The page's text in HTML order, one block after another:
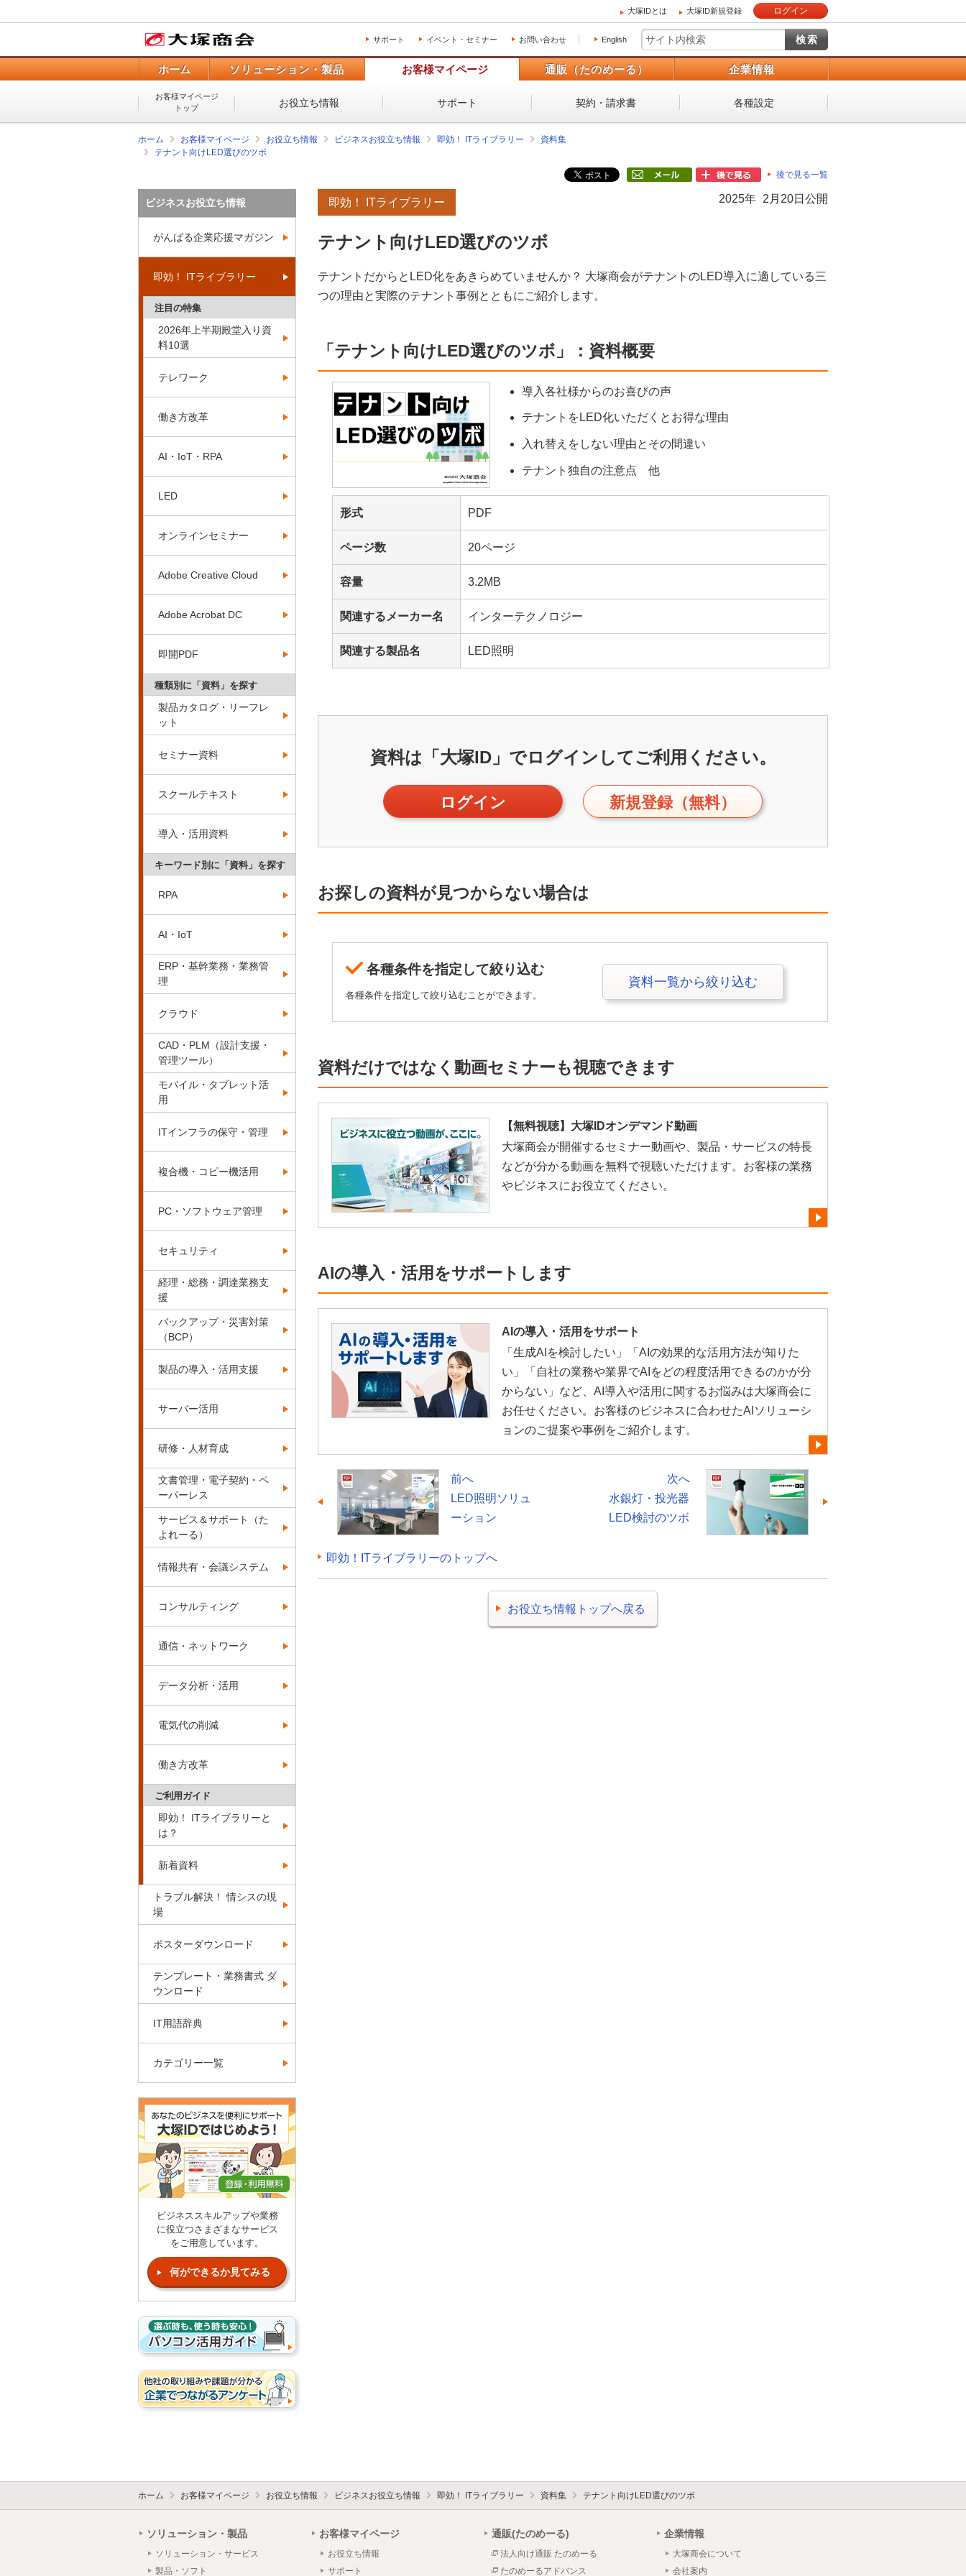
大塚IDとは 大塚ID新規登録 ログイン
サポート イベント・セミナー お問い合わせ English
ホーム ソリューション・製品 お客様マイページ 通販（たのめーる） 企業情報
お客様マイページ
トップ
お役立ち情報 サポート 契約・請求書 各種設定
ホーム お客様マイページ お役立ち情報 ビジネスお役立ち情報 即効！ ITライブラリー
資料集
テナント向けLED選びのツボ
後で見る一覧
2025年 2月20日公開
即効！ ITライブラリー
テナント向けLED選びのツボ
テナントだからとLED化をあきらめていませんか？ 大塚商会がテナントのLED導入に適している三
つの理由と実際のテナント事例とともにご紹介します。
「テナント向けLED選びのツボ」：資料概要
導入各社様からのお喜びの声
テナントをLED化いただくとお得な理由
入れ替えをしない理由とその間違い
テナント独自の注意点 他
形式 PDF
ページ数 20ページ
容量 3.2MB
関連するメーカー名 インターテクノロジー
関連する製品名 LED照明
資料は「大塚ID」でログインしてご利用ください。
ログイン 新規登録（無料）
お探しの資料が見つからない場合は
各種条件を指定して絞り込む
各種条件を指定して絞り込むことができます。
資料一覧から絞り込む
資料だけではなく動画セミナーも視聴できます
【無料視聴】大塚IDオンデマンド動画
大塚商会が開催するセミナー動画や、製品・サービスの特長
などが分かる動画を無料で視聴いただけます。お客様の業務
やビジネスにお役立てください。
AIの導入・活用をサポートします
AIの導入・活用をサポート
「生成AIを検討したい」「AIの効果的な活用方法が知りた
い」「自社の業務や業界でAIをどの程度活用できるのかが分
からない」など、AI導入や活用に関するお悩みは大塚商会に
お任せください。お客様のビジネスに合わせたAIソリューシ
ョンのご提案や事例をご紹介します。
前へ
LED照明ソリュ
ーション
次へ
水銀灯・投光器
LED検討のツボ
即効！ITライブラリーのトップへ
お役立ち情報トップへ戻る
ビジネスお役立ち情報
がんばる企業応援マガジン
即効！ ITライブラリー
注目の特集
2026年上半期殿堂入り資
料10選
テレワーク
働き方改革
AI・IoT・RPA
LED
オンラインセミナー
Adobe Creative Cloud
Adobe Acrobat DC
即開PDF
種類別に「資料」を探す
製品カタログ・リーフレ
ット
セミナー資料
スクールテキスト
導入・活用資料
キーワード別に「資料」を探す
RPA
AI・IoT
ERP・基幹業務・業務管
理
クラウド
CAD・PLM（設計支援・
管理ツール）
モバイル・タブレット活
用
ITインフラの保守・管理
複合機・コピー機活用
PC・ソフトウェア管理
セキュリティ
経理・総務・調達業務支
援
バックアップ・災害対策
（BCP）
製品の導入・活用支援
サーバー活用
研修・人材育成
文書管理・電子契約・ペ
ーパーレス
サービス＆サポート（た
よれーる）
情報共有・会議システム
コンサルティング
通信・ネットワーク
データ分析・活用
電気代の削減
働き方改革
ご利用ガイド
即効！ ITライブラリーと
は？
新着資料
トラブル解決！ 情シスの現
場
ポスターダウンロード
テンプレート・業務書式 ダ
ウンロード
IT用語辞典
カテゴリー一覧
ビジネススキルアップや業務
に役立つさまざまなサービス
をご用意しています。
何ができるか見てみる
ホーム お客様マイページ お役立ち情報 ビジネスお役立ち情報 即効！ ITライブラリー 資料集 テナント向けLED選びのツボ
ソリューション・製品
ソリューション・サービス
製品・ソフト
お客様マイページ
お役立ち情報
サポート
通販(たのめーる)
法人向け通販 たのめーる
たのめーるアドバンス
企業情報
大塚商会について
会社案内